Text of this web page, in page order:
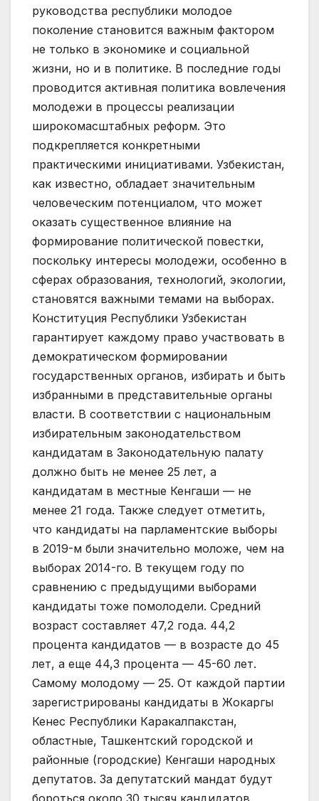
руководства республики молодое
поколение становится важным фактором
не только в экономике и социальной
жизни, но и в политике. В последние годы
проводится активная политика вовлечения
молодежи в процессы реализации
широкомасштабных реформ. Это
подкрепляется конкретными
практическими инициативами. Узбекистан,
как известно, обладает значительным
человеческим потенциалом, что может
оказать существенное влияние на
формирование политической повестки,
поскольку интересы молодежи, особенно в
сферах образования, технологий, экологии,
становятся важными темами на выборах.
Конституция Республики Узбекистан
гарантирует каждому право участвовать в
демократическом формировании
государственных органов, избирать и быть
избранными в представительные органы
власти. В соответствии с национальным
избирательным законодательством
кандидатам в Законодательную палату
должно быть не менее 25 лет, а
кандидатам в местные Кенгаши — не
менее 21 года. Также следует отметить,
что кандидаты на парламентские выборы
в 2019-м были значительно моложе, чем на
выборах 2014-го. В текущем году по
сравнению с предыдущими выборами
кандидаты тоже помолодели. Средний
возраст составляет 47,2 года. 44,2
процента кандидатов — в возрасте до 45
лет, а еще 44,3 процента — 45-60 лет.
Самому моло­­­дому — 25. От каждой партии
зарегистрированы кандидаты в Жокаргы
Кенес Республики Каракалпакстан,
областные, Ташкентский городской и
районные (городские) Кенгаши народных
депутатов. За депутатский мандат будут
бороться около 30 тысяч кандидатов.